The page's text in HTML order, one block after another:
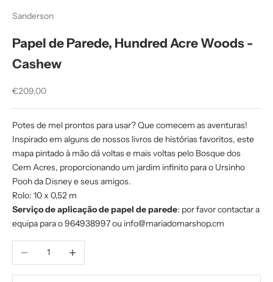
Sanderson
Papel de Parede, Hundred Acre Woods -
Cashew
Preço promocional
€209,00
Potes de mel prontos para usar? Que comecem as aventuras!
Inspirado em alguns de nossos livros de histórias favoritos, este
mapa pintado à mão dá voltas e mais voltas pelo Bosque dos
Cem Acres, proporcionando um jardim infinito para o Ursinho
Pooh da Disney e seus amigos.
Rolo: 10 x 0,52 m
Serviço de aplicação de papel de parede: por favor contactar a
equipa para o 964938997 ou info@mariadomarshop.cm
Diminuir quantidadeAumentar quantidade